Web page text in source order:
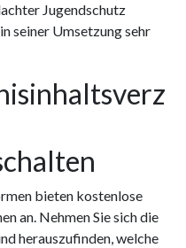
Jugendschutz
seiner Umsetzung sehr
bieten kostenlose
an. Nehmen Sie sich die
herauszufinden, welche